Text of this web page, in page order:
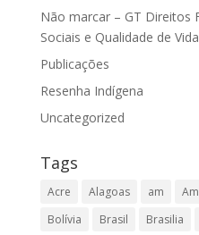
Não marcar – GT Direitos
Sociais e Qualidade de Vida
Publicações
Resenha Indígena
Uncategorized
Tags
Acre Alagoas am
Bolívia
Brasil Brasilia